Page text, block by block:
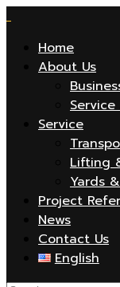
Home
About Us
Service
Lifting
Yards
Project
News
Contact Us
English